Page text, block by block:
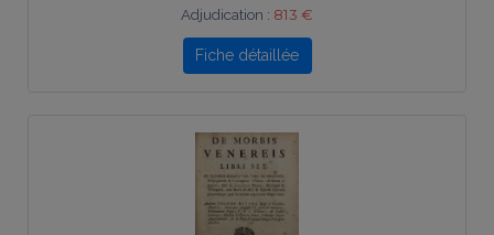
Adjudication : 813 €
Fiche détaillée